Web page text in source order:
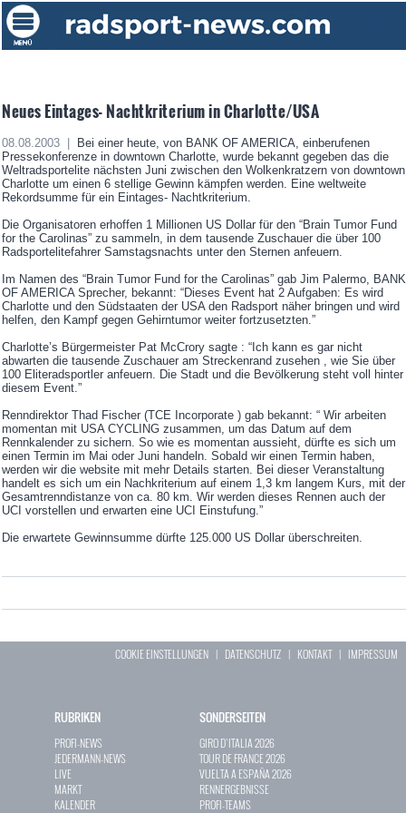
Neues Eintages- Nachtkriterium in Charlotte/USA
08.08.2003 |
Bei einer heute, von BANK OF AMERICA, einberufenen
Pressekonferenze in downtown Charlotte, wurde bekannt gegeben das die
Weltradsportelite nächsten Juni zwischen den Wolkenkratzern von downtown
Charlotte um einen 6 stellige Gewinn kämpfen werden. Eine weltweite
Rekordsumme für ein Eintages- Nachtkriterium.
Die Organisatoren erhoffen 1 Millionen US Dollar für den “Brain Tumor Fund
for the Carolinas” zu sammeln, in dem tausende Zuschauer die über 100
Radsportelitefahrer Samstagsnachts unter den Sternen anfeuern.
Im Namen des “Brain Tumor Fund for the Carolinas” gab Jim Palermo, BANK
OF AMERICA Sprecher, bekannt: “Dieses Event hat 2 Aufgaben: Es wird
Charlotte und den Südstaaten der USA den Radsport näher bringen und wird
helfen, den Kampf gegen Gehirntumor weiter fortzusetzten.”
Charlotte’s Bürgermeister Pat McCrory sagte : “Ich kann es gar nicht
abwarten die tausende Zuschauer am Streckenrand zusehen , wie Sie über
100 Eliteradsportler anfeuern. Die Stadt und die Bevölkerung steht voll hinter
diesem Event.”
Renndirektor Thad Fischer (TCE Incorporate ) gab bekannt: “ Wir arbeiten
momentan mit USA CYCLING zusammen, um das Datum auf dem
Rennkalender zu sichern. So wie es momentan aussieht, dürfte es sich um
einen Termin im Mai oder Juni handeln. Sobald wir einen Termin haben,
werden wir die website mit mehr Details starten. Bei dieser Veranstaltung
handelt es sich um ein Nachkriterium auf einem 1,3 km langem Kurs, mit der
Gesamtrenndistanze von ca. 80 km. Wir werden dieses Rennen auch der
UCI vorstellen und erwarten eine UCI Einstufung.”
Die erwartete Gewinnsumme dürfte 125.000 US Dollar überschreiten.
COOKIE EINSTELLUNGEN | DATENSCHUTZ | KONTAKT| IMPRESSUM
RUBRIKEN
PROFI-NEWS
JEDERMANN-NEWS
LIVE
MARKT
KALENDER
SONDERSEITEN
GIRO D`ITALIA 2026
TOUR DE FRANCE 2026
VUELTA A ESPAÑA 2026
RENNERGEBNISSE
PROFI-TEAMS